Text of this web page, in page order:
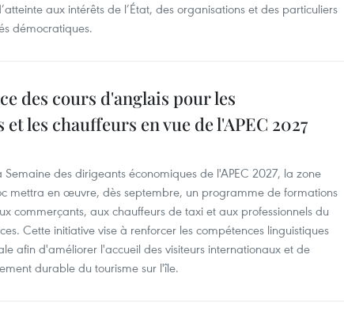
aux intérêts de l’État, des organisations et des particuliers
démocratiques.
des cours d'anglais pour les
les chauffeurs en vue de l'APEC 2027
des dirigeants économiques de l'APEC 2027, la zone
mettra en œuvre, dès septembre, un programme de formations
commerçants, aux chauffeurs de taxi et aux professionnels du
Cette initiative vise à renforcer les compétences linguistiques
afin d'améliorer l'accueil des visiteurs internationaux et de
durable du tourisme sur l'île.